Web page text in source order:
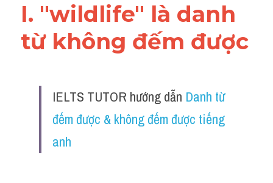
Cách paraphrase
Part 2
Verb
Cấu trúc câu
I. "wildlife" là danh
từ không đếm được
IELTS TUTOR hướng dẫn Danh từ
đếm được & không đếm được tiếng
anh